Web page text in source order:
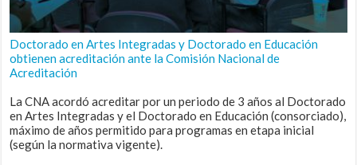
Doctorado en Artes Integradas y Doctorado en Educación
obtienen acreditación ante la Comisión Nacional de
Acreditación
La CNA acordó acreditar por un periodo de 3 años al Doctorado
en Artes Integradas y el Doctorado en Educación (consorciado),
máximo de años permitido para programas en etapa inicial
(según la normativa vigente).